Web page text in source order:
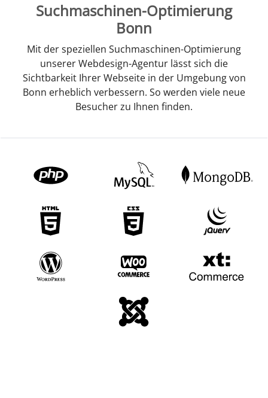
Suchmaschinen-Optimierung
Bonn
Mit der speziellen Suchmaschinen-Optimierung
unserer Webdesign-Agentur lässt sich die
Sichtbarkeit Ihrer Webseite in der Umgebung von
Bonn erheblich verbessern. So werden viele neue
Besucher zu Ihnen finden.